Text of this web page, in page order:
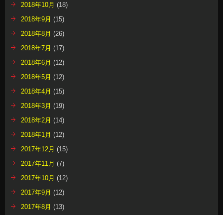
2018年10月 (18)
2018年9月 (15)
2018年8月 (26)
2018年7月 (17)
2018年6月 (12)
2018年5月 (12)
2018年4月 (15)
2018年3月 (19)
2018年2月 (14)
2018年1月 (12)
2017年12月 (15)
2017年11月 (7)
2017年10月 (12)
2017年9月 (12)
2017年8月 (13)